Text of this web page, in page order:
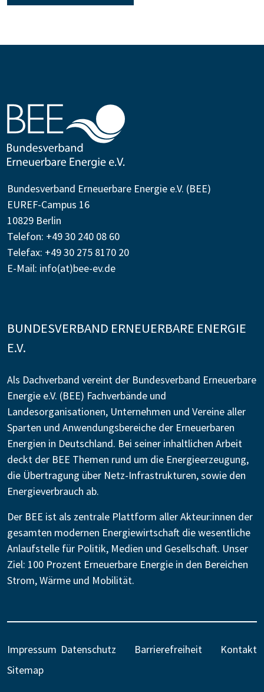
Bundesverband Erneuerbare Energie e.V. (BEE)
EUREF-Campus 16
10829 Berlin
Telefon: +49 30 240 08 60
Telefax: +49 30 275 8170 20
E-Mail: info(at)bee-ev.de
BUNDESVERBAND ERNEUERBARE ENERGIE
E.V.
Als Dachverband vereint der Bundesverband Erneuerbare
Energie e.V. (BEE) Fachverbände und
Landesorganisationen, Unternehmen und Vereine aller
Sparten und Anwendungsbereiche der Erneuerbaren
Energien in Deutschland. Bei seiner inhaltlichen Arbeit
deckt der BEE Themen rund um die Energieerzeugung,
die Übertragung über Netz-Infrastrukturen, sowie den
Energieverbrauch ab.
Der BEE ist als zentrale Plattform aller Akteur:innen der
gesamten modernen Energiewirtschaft die wesentliche
Anlaufstelle für Politik, Medien und Gesellschaft. Unser
Ziel: 100 Prozent Erneuerbare Energie in den Bereichen
Strom, Wärme und Mobilität.
Impressum Datenschutz Barrierefreiheit
Kontakt
Sitemap